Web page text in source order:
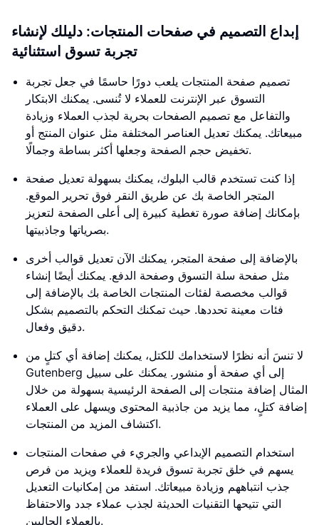
إبداع التصميم في صفحات المنتجات: دليلك لإنشاء
تجربة تسوق استثنائية
تصميم صفحة المنتجات يلعب دورًا حاسمًا في جعل تجربة
التسوق عبر الإنترنت للعملاء لا تُنسى. يمكنك الابتكار
والتفاعل مع تصميم الصفحات بحرية لجذب العملاء وزيادة
مبيعاتك. يمكنك تعديل العناصر المختلفة مثل عنوان المنتج أو
تخفيض حجم الصفحة وجعلها أكثر بساطة وجمالًا.
إذا كنت تستخدم قالب البلوك، يمكنك بسهولة تعديل صفحة
المتجر الخاصة بك عن طريق النقر فوق تحرير الموقع.
بإمكانك إضافة صورة تغطية كبيرة إلى أعلى الصفحة لتعزيز
بصرياتها وجاذبيتها.
بالإضافة إلى صفحة المتجر، يمكنك الآن تعديل قوالب أخرى
مثل صفحة سلة التسوق وصفحة الدفع. يمكنك أيضًا إنشاء
قوالب مخصصة لفئات المنتجات الخاصة بك بالإضافة إلى
فئات معينة تحددها. حيث تمكنك التحكم بالتصميم بشكل
دقيق وفعال.
لا تنسَ أنه نظرًا لاستخدامك للكتل، يمكنك إضافة أي كتلٍ من
Gutenberg إلى أي صفحة أو منشور. يمكنك على سبيل
المثال إضافة منتجات إلى الصفحة الرئيسية بسهولة من خلال
إضافة كتلٍ، مما يزيد من جاذبية المحتوى ويسهل على العملاء
اكتشاف المزيد من المنتجات.
استخدام التصميم الإبداعي والجريء في صفحات المنتجات
يسهم في خلق تجربة تسوق فريدة للعملاء ويزيد من فرص
جذب انتباههم وزيادة مبيعاتك. استفد من إمكانيات التعديل
التي تتيحها التقنيات الحديثة لجذب عملاء جدد والاحتفاظ
بالعملاء الحاليين.